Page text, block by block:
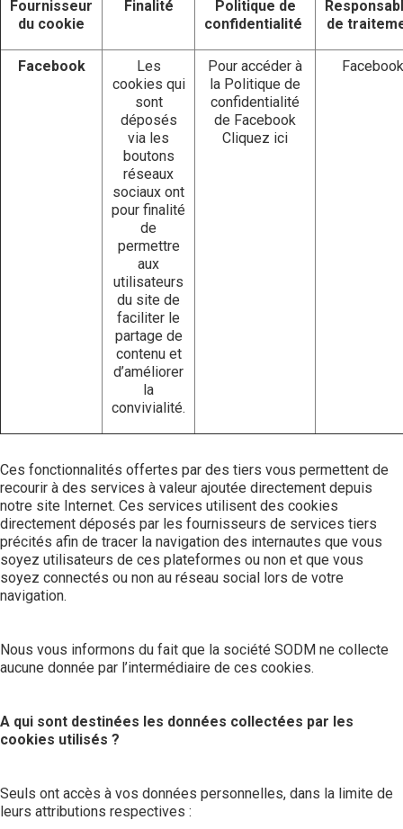
Fournisseur
du cookie
Finalité
Politique de
confidentialité
de
Facebook
Les
cookies qui
sont
déposés
via les
boutons
réseaux
sociaux ont
pour finalité
de
permettre
aux
utilisateurs
du site de
faciliter le
partage de
contenu et
d’améliorer
la
convivialité.
Pour accéder à
la Politique de
confidentialité
de Facebook
Cliquez ici
Facebook
Ces fonctionnalités offertes par des tiers vous permettent de
recourir à des services à valeur ajoutée directement depuis
notre site Internet. Ces services utilisent des cookies
directement déposés par les fournisseurs de services tiers
précités afin de tracer la navigation des internautes que vous
soyez utilisateurs de ces plateformes ou non et que vous
soyez connectés ou non au réseau social lors de votre
navigation.
Nous vous informons du fait que la société SODM ne collecte
aucune donnée par l’intermédiaire de ces cookies.
A qui sont destinées les données collectées par les
cookies utilisés ?
Seuls ont accès à vos données personnelles, dans la limite de
leurs attributions respectives :